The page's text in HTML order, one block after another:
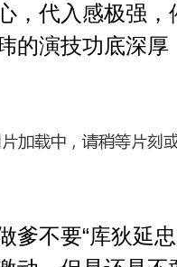
，代入感极强
的演技功底深厚
不要“库狄延忠